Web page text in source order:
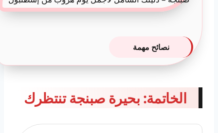
نصائح مهمة
الخاتمة: بحيرة صبنجة تنتظرك